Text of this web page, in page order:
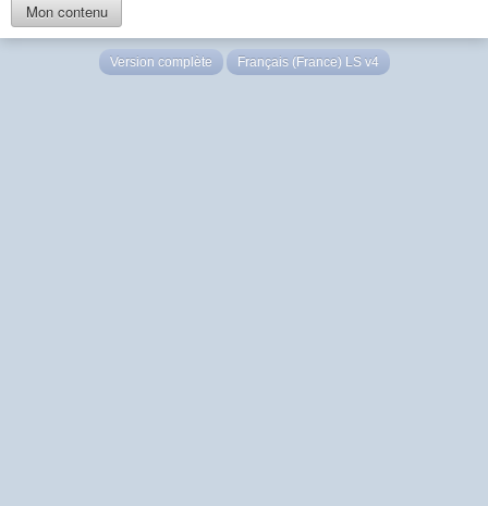
Mon contenu
Version complète Français (France) LS v4